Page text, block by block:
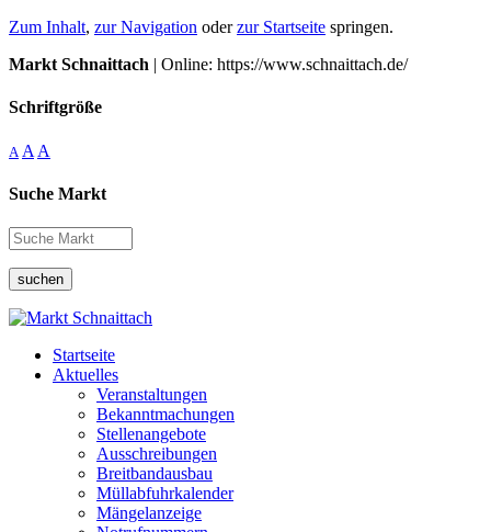
Zum Inhalt, zur Navigation oderzur Startseite springen.
Markt Schnaittach | Online: https://www.schnaittach.de/
Schriftgröße
A A A
Suche Markt
suchen
Startseite
Aktuelles
Veranstaltungen
Bekanntmachungen
Stellenangebote
Ausschreibungen
Breitbandausbau
Müllabfuhrkalender
Mängelanzeige